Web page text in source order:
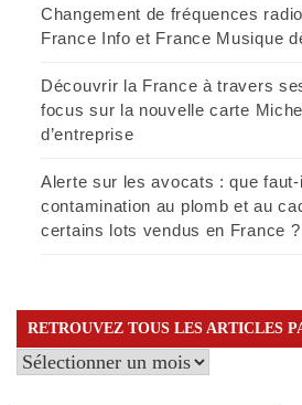
Changement de fréquences
France Info et France Musique
Découvrir la France à travers
focus sur la nouvelle carte
d’entreprise
Alerte sur les avocats : que
contamination au plomb et au
certains lots vendus en France ?
RETROUVEZ TOUS LES ARTICLES
Retrouvez